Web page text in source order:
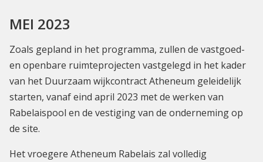
MEI 2023
Zoals gepland in het programma, zullen de vastgoed-
en openbare ruimteprojecten vastgelegd in het kader
van het Duurzaam wijkcontract Atheneum geleidelijk
starten, vanaf eind april 2023 met de werken van
Rabelaispool en de vestiging van de onderneming op
de site.
Het vroegere Atheneum Rabelais zal volledig